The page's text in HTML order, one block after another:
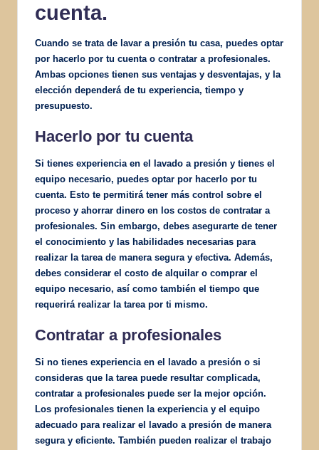
cuenta.
Cuando se trata de lavar a presión tu casa, puedes optar
por hacerlo por tu cuenta o contratar a profesionales.
Ambas opciones tienen sus ventajas y desventajas, y la
elección dependerá de tu experiencia, tiempo y
presupuesto.
Hacerlo por tu cuenta
Si tienes experiencia en el lavado a presión y tienes el
equipo necesario, puedes optar por hacerlo por tu
cuenta. Esto te permitirá tener más control sobre el
proceso y ahorrar dinero en los costos de contratar a
profesionales. Sin embargo, debes asegurarte de tener
el conocimiento y las habilidades necesarias para
realizar la tarea de manera segura y efectiva. Además,
debes considerar el costo de alquilar o comprar el
equipo necesario, así como también el tiempo que
requerirá realizar la tarea por ti mismo.
Contratar a profesionales
Si no tienes experiencia en el lavado a presión o si
consideras que la tarea puede resultar complicada,
contratar a profesionales puede ser la mejor opción.
Los profesionales tienen la experiencia y el equipo
adecuado para realizar el lavado a presión de manera
segura y eficiente. También pueden realizar el trabajo